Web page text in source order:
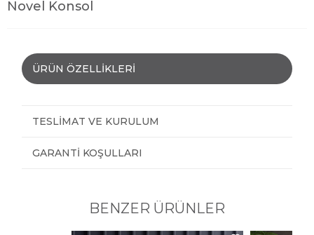
Novel Konsol
ÜRÜN ÖZELLIKLERI
TESLIMAT VE KURULUM
GARANTI KOŞULLARI
BENZER ÜRÜNLER